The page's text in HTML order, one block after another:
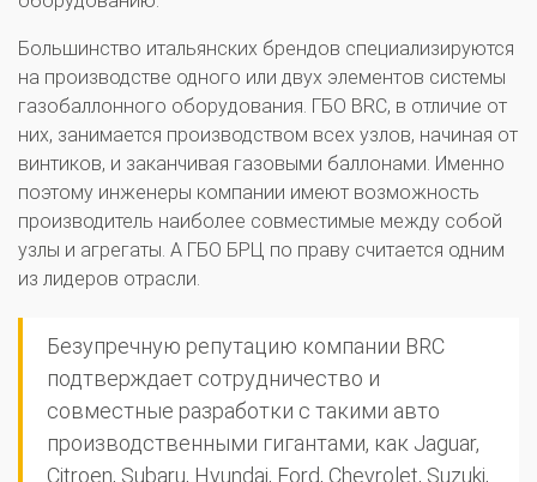
Большинство итальянских брендов специализируются
на производстве одного или двух элементов системы
газобаллонного оборудования. ГБО BRC, в отличие от
них, занимается производством всех узлов, начиная от
винтиков, и заканчивая газовыми баллонами. Именно
поэтому инженеры компании имеют возможность
производитель наиболее совместимые между собой
узлы и агрегаты. А ГБО БРЦ по праву считается одним
из лидеров отрасли.
Безупречную репутацию компании BRC
подтверждает сотрудничество и
совместные разработки с такими авто
производственными гигантами, как Jaguar,
Citroen, Subaru, Hyundai, Ford, Chevrolet, Suzuki,